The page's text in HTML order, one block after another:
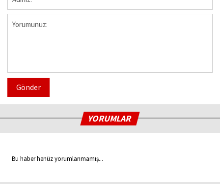
Gönder
YORUMLAR
Bu haber henüz yorumlanmamış...